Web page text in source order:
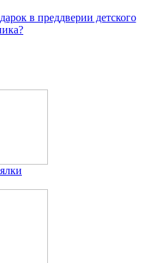
в преддверии детского